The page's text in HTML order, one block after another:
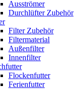
Ausströmer
Durchlüfter Zubehör
Filter Zubehör
Filtermaterial
Außenfilter
Innenfilter
Flockenfutter
Ferienfutter